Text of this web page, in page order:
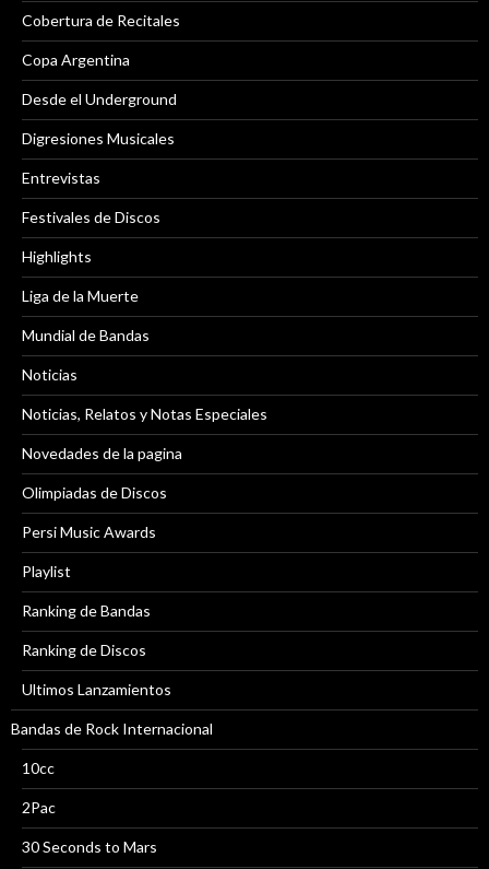
Cobertura de Recitales
Copa Argentina
Desde el Underground
Digresiones Musicales
Entrevistas
Festivales de Discos
Highlights
Liga de la Muerte
Mundial de Bandas
Noticias
Noticias, Relatos y Notas Especiales
Novedades de la pagina
Olimpiadas de Discos
Persi Music Awards
Playlist
Ranking de Bandas
Ranking de Discos
Ultimos Lanzamientos
Bandas de Rock Internacional
10cc
2Pac
30 Seconds to Mars